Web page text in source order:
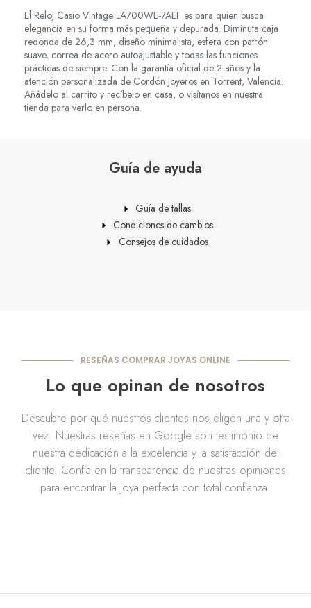
El Reloj Casio Vintage LA700WE-7AEF es para quien busca
elegancia en su forma más pequeña y depurada. Diminuta caja
redonda de 26,3 mm, diseño minimalista, esfera con patrón
suave, correa de acero autoajustable y todas las funciones
prácticas de siempre. Con la garantía oficial de 2 años y la
atención personalizada de Cordón Joyeros en Torrent, Valencia.
Añádelo al carrito y recíbelo en casa, o visítanos en nuestra
tienda para verlo en persona.
Guía de ayuda
Guía de tallas
Condiciones de cambios
Consejos de cuidados
RESEÑAS COMPRAR JOYAS ONLINE
Lo que opinan de nosotros
Descubre por qué nuestros clientes nos eligen una y otra
vez. Nuestras reseñas en Google son testimonio de
nuestra dedicación a la excelencia y la satisfacción del
cliente. Confía en la transparencia de nuestras opiniones
para encontrar la joya perfecta con total confianza.